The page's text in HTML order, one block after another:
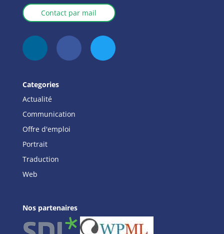
Contact par mail
Categories
Actualité
Communication
Offre d'emploi
Portrait
Traduction
Web
Nos partenaires